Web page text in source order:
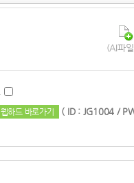
(AI파
웹하드 바로가기 ( ID : JG1004 /